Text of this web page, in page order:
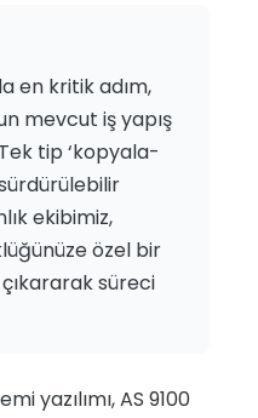
en kritik adım,
mevcut iş yapış
tip ‘kopyala-
ekibimiz,
özel bir
süreci
yazılımı, AS 9100